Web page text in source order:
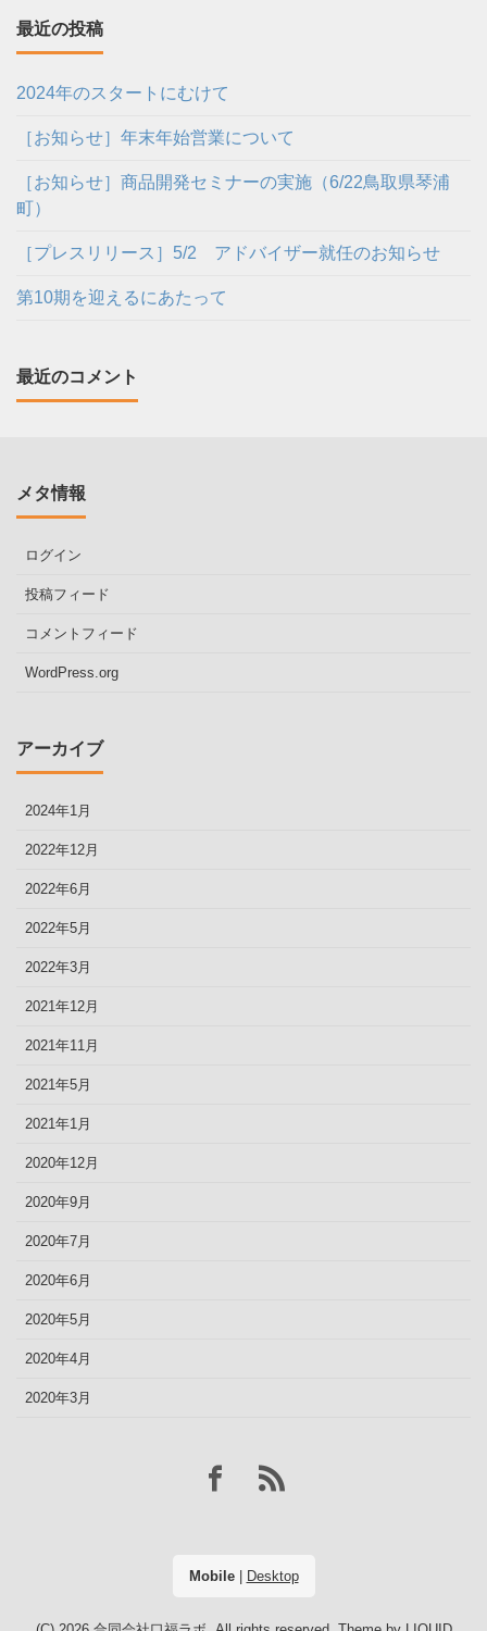
最近の投稿
2024年のスタートにむけて
［お知らせ］年末年始営業について
［お知らせ］商品開発セミナーの実施（6/22鳥取県琴浦
町）
［プレスリリース］5/2 アドバイザー就任のお知らせ
第10期を迎えるにあたって
最近のコメント
メタ情報
ログイン
投稿フィード
コメントフィード
WordPress.org
アーカイブ
2024年1月
2022年12月
2022年6月
2022年5月
2022年3月
2021年12月
2021年11月
2021年5月
2021年1月
2020年12月
2020年9月
2020年7月
2020年6月
2020年5月
2020年4月
2020年3月
Mobile| Desktop